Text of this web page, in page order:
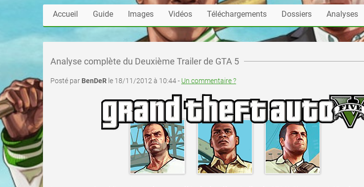
Accueil Guide Images Vidéos Téléchargements Dossiers Analyses
Analyse complète du Deuxième Trailer de GTA 5
Posté par BenDeR le 18/11/2012 à 10:44 - Un commentaire ?